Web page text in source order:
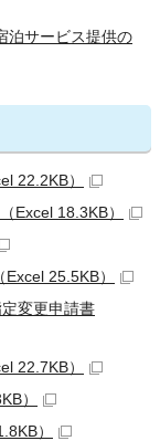
泊サービス提供の
22.2KB）
Excel 18.3KB）
25.5KB）
変更申請書
22.7KB）
）
）